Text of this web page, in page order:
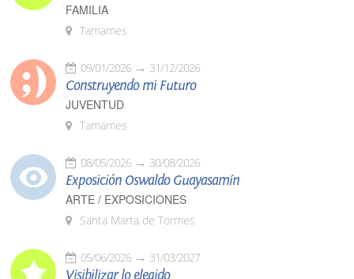
FAMILIA
Tamames
09/01/2026 31/12/2026
Construyendo mi Futuro
JUVENTUD
Tamames
08/05/2026 30/08/2026
Exposición Oswaldo Guayasamín
ARTE / EXPOSICIONES
Santa Marta de Tormes
05/06/2026 31/03/2027
Visibilizar lo elegido